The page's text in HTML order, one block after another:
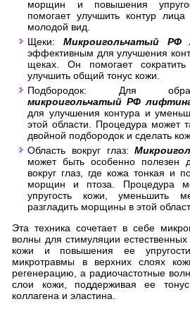
морщин и повышения
помогает улучшить контур
молодой вид.
Щеки:Микроигольчатый РФ
эффективным для улучшения
щеках. Он помогает
улучшить общий тонус кожи.
Подбородок: Для
микроигольчатый РФ
для улучшения контура и
этой области. Процедура может
двойной подбородок и сделать
Область вокруг глаз:
может быть особенно полезен
вокруг глаз, где кожа тонкая и
морщин и птоза. Процедура
упругость кожи, уменьшить
разгладить морщины в этой
Эта техника сочетает в себе
волны для стимуляции
кожи и повышения ее
микротравмы в верхних слоях
регенерацию, а радиочастотные
слои кожи, поддерживая ее
коллагена и эластина.